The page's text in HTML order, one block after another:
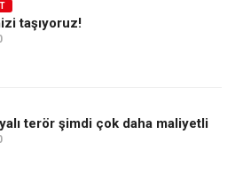
taşıyoruz!
terör şimdi çok daha maliyetli